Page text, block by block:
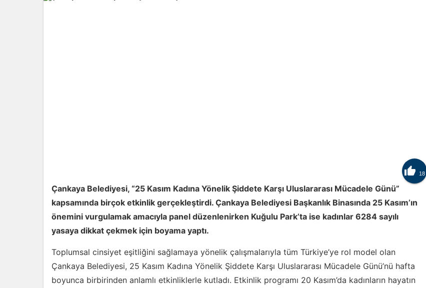
 18
Çankaya Belediyesi, “25 Kasım Kadına Yönelik Şiddete Karşı Uluslararası Mücadele Günü”
kapsamında birçok etkinlik gerçekleştirdi. Çankaya Belediyesi Başkanlık Binasında 25 Kasım’ın
önemini vurgulamak amacıyla panel düzenlenirken Kuğulu Park’ta ise kadınlar 6284 sayılı
yasaya dikkat çekmek için boyama yaptı.
Toplumsal cinsiyet eşitliğini sağlamaya yönelik çalışmalarıyla tüm Türkiye’ye rol model olan
Çankaya Belediyesi, 25 Kasım Kadına Yönelik Şiddete Karşı Uluslararası Mücadele Günü’nü hafta
boyunca birbirinden anlamlı etkinliklerle kutladı. Etkinlik programı 20 Kasım’da kadınların hayatın